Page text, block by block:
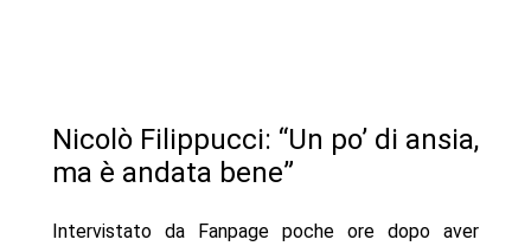
Nicolò Filippucci: “Un po’ di ansia,
ma è andata bene”
Intervistato da Fanpage poche ore dopo aver